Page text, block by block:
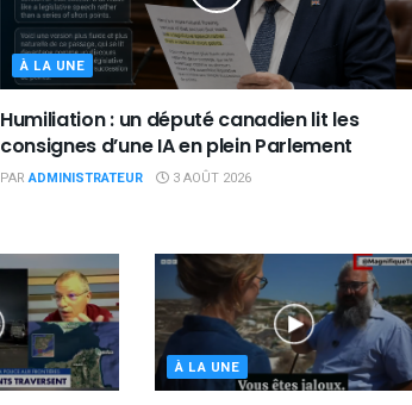
À LA UNE
Humiliation : un député canadien lit les
consignes d’une IA en plein Parlement
PAR ADMINISTRATEUR 3 AOÛT 2026
À LA UNE